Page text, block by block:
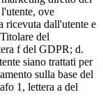
ove
ricevuta dall'utente e
del
f del GDPR; d.
siano trattati per
sulla base del
1, lettera a del